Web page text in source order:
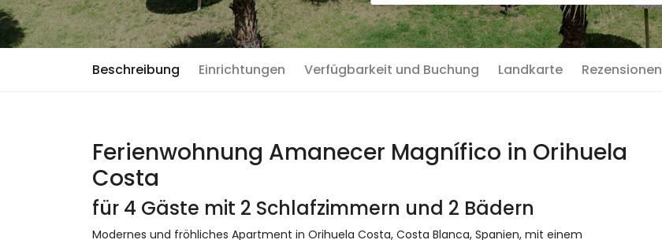
Beschreibung Einrichtungen Verfügbarkeit und Buchung Landkarte Rezensionen
Ferienwohnung Amanecer Magnífico in Orihuela
Costa
für 4 Gäste mit 2 Schlafzimmern und 2 Bädern
Modernes und fröhliches Apartment in Orihuela Costa, Costa Blanca, Spanien, mit einem